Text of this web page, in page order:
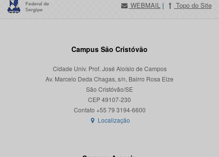
WEBMAIL | Topo do Site
Campus São Cristóvão
Cidade Univ. Prof. José Aloísio de Campos
Av. Marcelo Deda Chagas, s/n, Bairro Rosa Elze
São Cristóvão/SE
CEP 49107-230
Localização